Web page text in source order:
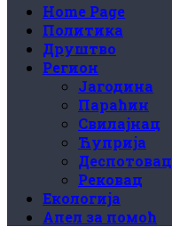
Home Page
Политика
Друштво
Регион
Јагодина
Параћин
Свилајнац
Ћуприја
Деспотовац
Рековац
Екологија
Апел за помоћ